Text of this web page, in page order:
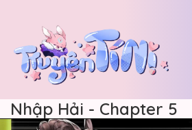
Nhập Hải - Chapter 5